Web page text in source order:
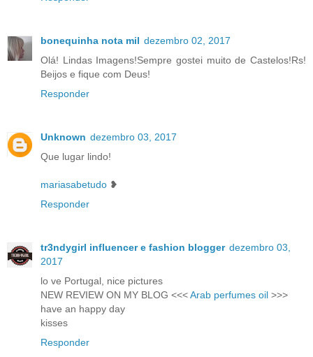
bonequinha nota mil dezembro 02, 2017
Olá! Lindas Imagens!Sempre gostei muito de Castelos!Rs!
Beijos e fique com Deus!
Responder
Unknown dezembro 03, 2017
Que lugar lindo!
mariasabetudo ❥
Responder
tr3ndygirl influencer e fashion blogger dezembro 03,
2017
lo ve Portugal, nice pictures
NEW REVIEW ON MY BLOG <<<Arab perfumes oil >>>
have an happy day
kisses
Responder